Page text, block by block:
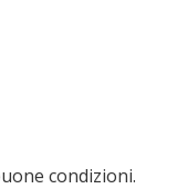
condizioni.